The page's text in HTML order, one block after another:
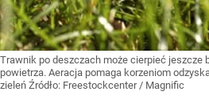
Trawnik po deszczach może cierpieć jeszcze
powietrza. Aeracja pomaga korzeniom
zieleń Źródło: Freestockcenter / Magnific